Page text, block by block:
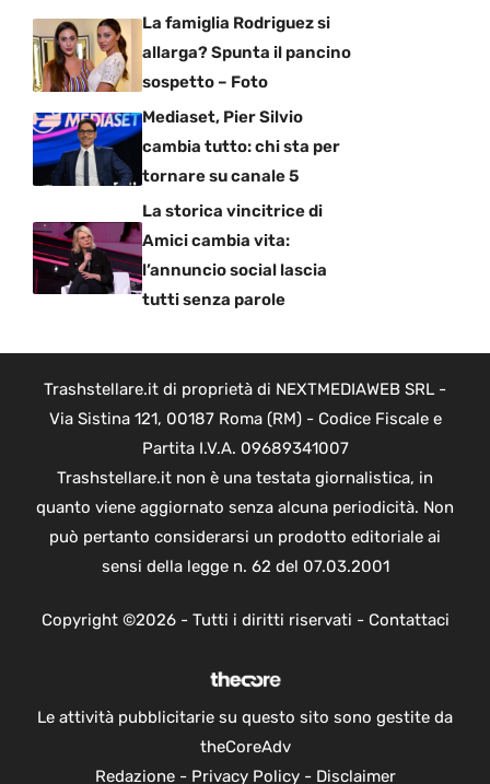
La famiglia Rodriguez si
allarga? Spunta il pancino
sospetto – Foto
Mediaset, Pier Silvio
cambia tutto: chi sta per
tornare su canale 5
La storica vincitrice di
Amici cambia vita:
l’annuncio social lascia
tutti senza parole
Trashstellare.it di proprietà di NEXTMEDIAWEB SRL -
Via Sistina 121, 00187 Roma (RM) - Codice Fiscale e
Partita I.V.A. 09689341007
Trashstellare.it non è una testata giornalistica, in
quanto viene aggiornato senza alcuna periodicità. Non
può pertanto considerarsi un prodotto editoriale ai
sensi della legge n. 62 del 07.03.2001
Copyright ©2026 - Tutti i diritti riservati - Contattaci
Le attività pubblicitarie su questo sito sono gestite da
theCoreAdv
Redazione- Privacy Policy- Disclaimer